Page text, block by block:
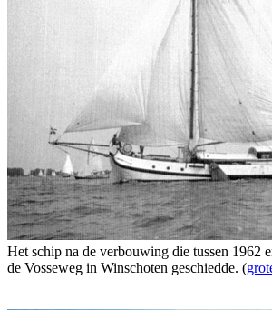
Het schip na de verbouwing die tussen 1962
de Vosseweg in Winschoten geschiedde. (